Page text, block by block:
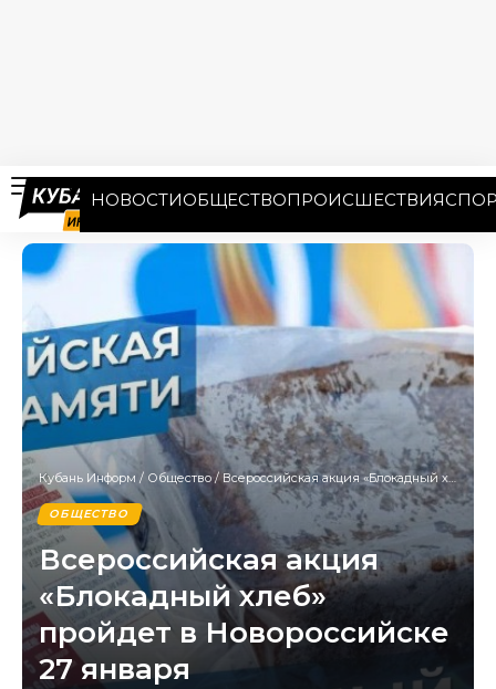
НОВОСТИОБЩЕСТВОПРОИСШЕСТВИЯ
Кубань Информ / Общество/Всероссийская акция «Блокадный хлеб» пройдет в Новороссийске 27 января
ОБЩЕСТВО
Всероссийская акция
«Блокадный хлеб»
пройдет в Новороссийске
27 января